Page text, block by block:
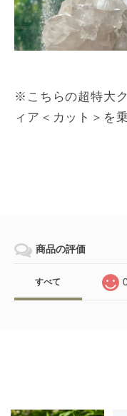
※こちらの超特大
ィア＜カット＞を
商品の評価
すべて